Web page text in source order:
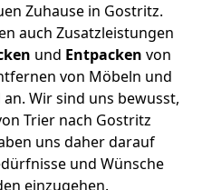
Zuhause in Gostritz.
auch Zusatzleistungen
und Entpacken von
von Möbeln und
Wir sind uns bewusst,
Trier nach Gostritz
uns daher darauf
und Wünsche
einzugehen.